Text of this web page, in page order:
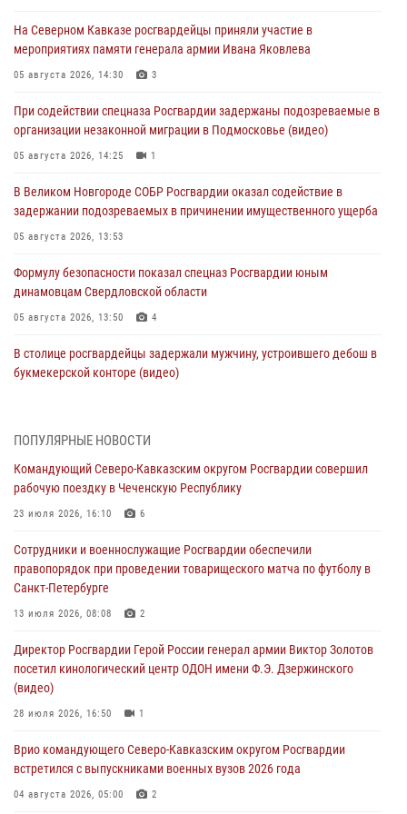
На Северном Кавказе росгвардейцы приняли участие в
мероприятиях памяти генерала армии Ивана Яковлева
05 августа 2026, 14:30 3
При содействии спецназа Росгвардии задержаны подозреваемые в
организации незаконной миграции в Подмосковье (видео)
05 августа 2026, 14:25 1
В Великом Новгороде СОБР Росгвардии оказал содействие в
задержании подозреваемых в причинении имущественного ущерба
05 августа 2026, 13:53
Формулу безопасности показал спецназ Росгвардии юным
динамовцам Свердловской области
05 августа 2026, 13:50 4
В столице росгвардейцы задержали мужчину, устроившего дебош в
букмекерской конторе (видео)
В Удмуртии при силовой поддержке спецназа Росгвардии
оздоровительных услуг (видео)
05 августа 2026, 13:20
посетили мастер-класс по художественной гимнастике
05 августа 2026, 13:00 3
Офицеры Росгвардии и ветераны войск правопорядка почтили
05 августа 2026, 12:40
Росгвардейцы приняли участие в акции «Волна памяти»,
посвящённой 83‑й годовщине освобождения Белгорода от
05 августа 2026, 12:13 1
ПОПУЛЯРНЫЕ НОВОСТИ
Командующий Северо-Кавказским округом Росгвардии совершил
рабочую поездку в Чеченскую Республику
23 июля 2026, 16:10 6
Сотрудники и военнослужащие Росгвардии обеспечили
правопорядок при проведении товарищеского матча по футболу в
Санкт-Петербурге
13 июля 2026, 08:08 2
Директор Росгвардии Герой России генерал армии Виктор Золотов
посетил кинологический центр ОДОН имени Ф.Э. Дзержинского
(видео)
28 июля 2026, 16:50 1
Врио командующего Северо-Кавказским округом Росгвардии
встретился с выпускниками военных вузов 2026 года
04 августа 2026, 05:00 2